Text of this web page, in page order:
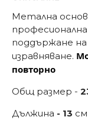
Метална
поддържане на
изравняване.
повторно
Общ размер -
Дължина - 13 см